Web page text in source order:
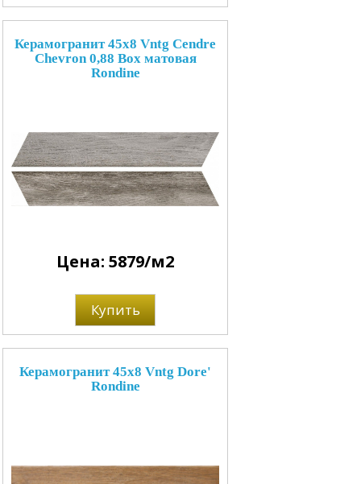
Керамогранит 45x8 Vntg Cendre
Chevron 0,88 Box матовая
Rondine
Цена: 5879/м2
Купить
Керамогранит 45x8 Vntg Dore'
Rondine